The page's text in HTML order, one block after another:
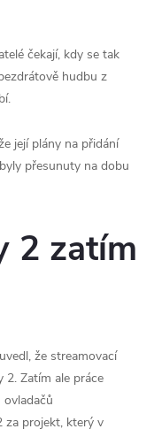
čekají, kdy se tak
hudbu z
její plány na přidání
přesunuty na dobu
2 zatím
že streamovací
2. Zatím ale práce
za projekt, který v